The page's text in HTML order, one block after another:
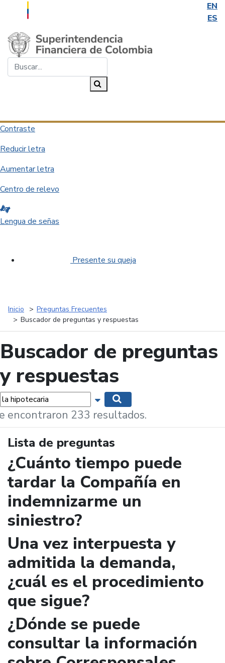
EN
ES
Saltar al contenido principal
Contraste
Reducir letra
Aumentar letra
Centro de relevo
Lengua de señas
Presente su queja
Inicio
Preguntas Frecuentes
Buscador de preguntas y respuestas
Buscador de preguntas
y respuestas
Mostrar opciones de búsqueda
encontraron 233 resultados.
Lista de preguntas
¿Cuánto tiempo puede
tardar la Compañía en
indemnizarme un
siniestro?
Una vez interpuesta y
admitida la demanda,
¿cuál es el procedimiento
que sigue?
¿Dónde se puede
consultar la información